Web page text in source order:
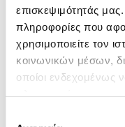
επισκεψιμότητάς
πληροφορίες που
χρησιμοποιείτε τον
κοινωνικών μέσων,
οποίοι ενδεχομένως
ELEARNING